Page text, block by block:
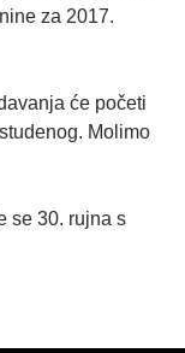
za 2017.
će početi
Molimo
se 30. rujna s